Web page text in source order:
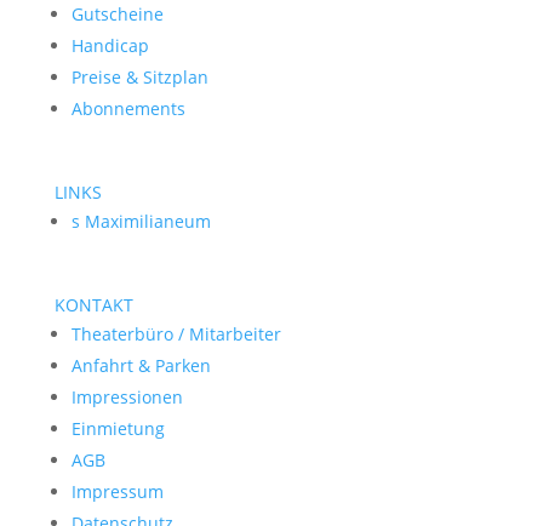
Gutscheine
Handicap
Preise & Sitzplan
Abonnements
LINKS
s Maximilianeum
KONTAKT
Theaterbüro / Mitarbeiter
Anfahrt & Parken
Impressionen
Einmietung
AGB
Impressum